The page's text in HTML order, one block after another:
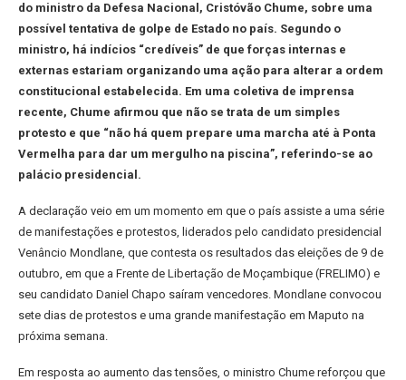
do ministro da Defesa Nacional, Cristóvão Chume, sobre uma
possível tentativa de golpe de Estado no país. Segundo o
ministro, há indícios “credíveis” de que forças internas e
externas estariam organizando uma ação para alterar a ordem
constitucional estabelecida. Em uma coletiva de imprensa
recente, Chume afirmou que não se trata de um simples
protesto e que “não há quem prepare uma marcha até à Ponta
Vermelha para dar um mergulho na piscina”, referindo-se ao
palácio presidencial.
A declaração veio em um momento em que o país assiste a uma série
de manifestações e protestos, liderados pelo candidato presidencial
Venâncio Mondlane, que contesta os resultados das eleições de 9 de
outubro, em que a Frente de Libertação de Moçambique (FRELIMO) e
seu candidato Daniel Chapo saíram vencedores. Mondlane convocou
sete dias de protestos e uma grande manifestação em Maputo na
próxima semana.
Em resposta ao aumento das tensões, o ministro Chume reforçou que